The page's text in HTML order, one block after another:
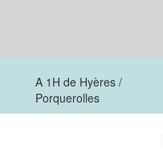
A 1H de Hyères /
Porquerolles